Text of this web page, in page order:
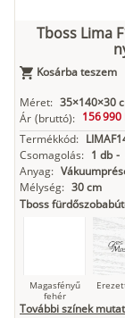
Tboss Lima
Kosárba teszem
Méret: 35×140×30
Ár (bruttó): 156 990
Termékkód:
Csomagolás: 1 db -
Anyag:
Mélység: 30 cm
Tboss
Magasfényű
fehér
További színek